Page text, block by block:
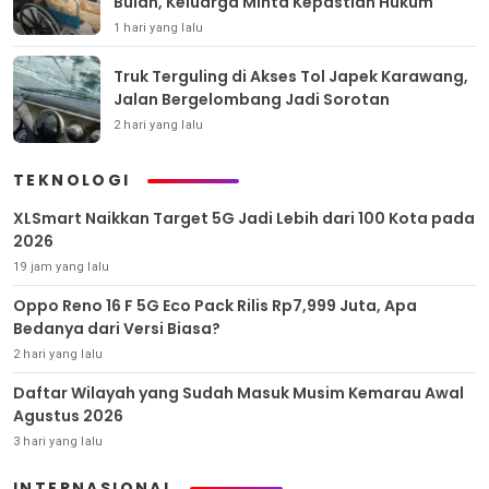
1 hari yang lalu
Truk Terguling di Akses Tol Japek Karawang,
Jalan Bergelombang Jadi Sorotan
2 hari yang lalu
TEKNOLOGI
XLSmart Naikkan Target 5G Jadi Lebih dari 100 Kota pada
2026
19 jam yang lalu
Oppo Reno 16 F 5G Eco Pack Rilis Rp7,999 Juta, Apa
Bedanya dari Versi Biasa?
2 hari yang lalu
Daftar Wilayah yang Sudah Masuk Musim Kemarau Awal
Agustus 2026
3 hari yang lalu